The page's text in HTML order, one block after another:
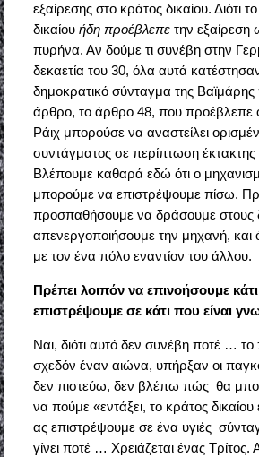
εξαίρεσης στο κράτος δικαίου. Διότι
δικαίου ήδη προέβλεπε την εξαίρεση
πυρήνα. Αν δούμε τι συνέβη στην
δεκαετία του 30, όλα αυτά
δημοκρατικό σύνταγμα της Βαϊμάρης
άρθρο, το άρθρο 48, που προέβλεπε
Ράιχ μπορούσε να αναστείλει
συντάγματος σε περίπτωση
Βλέπουμε καθαρά εδώ ότι ο
μπορούμε να επιστρέψουμε πίσω.
προσπαθήσουμε να δράσουμε στους
απενεργοποιήσουμε την μηχανή, και
με τον ένα πόλο εναντίον του άλλου.
Πρέπει λοιπόν να επινοήσουμε
επιστρέψουμε σε κάτι που είναι
Ναι, διότι αυτό δεν συνέβη ποτέ …
σχεδόν έναν αιώνα, υπήρξαν οι
δεν πιστεύω, δεν βλέπω πώς θα
να πούμε «εντάξει, το κράτος
ας επιστρέψουμε σε ένα υγιές
γίνει ποτέ … Χρειάζεται ένας Τρίτος.